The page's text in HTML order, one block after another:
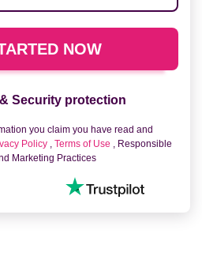
Security protection
you claim you have read and
Policy , Terms of Use , Responsible
Marketing Practices